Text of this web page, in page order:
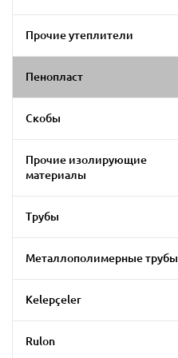
Прочие утеплители
Пенопласт
Скобы
Прочие изолирующие
материалы
Трубы
Металлополимерные трубы
Kelepçeler
Rulon